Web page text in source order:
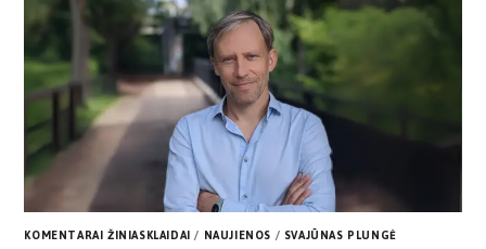
KOMENTARAI ŽINIASKLAIDAI/ NAUJIENOS/ SVAJŪNAS PLUNGĖ